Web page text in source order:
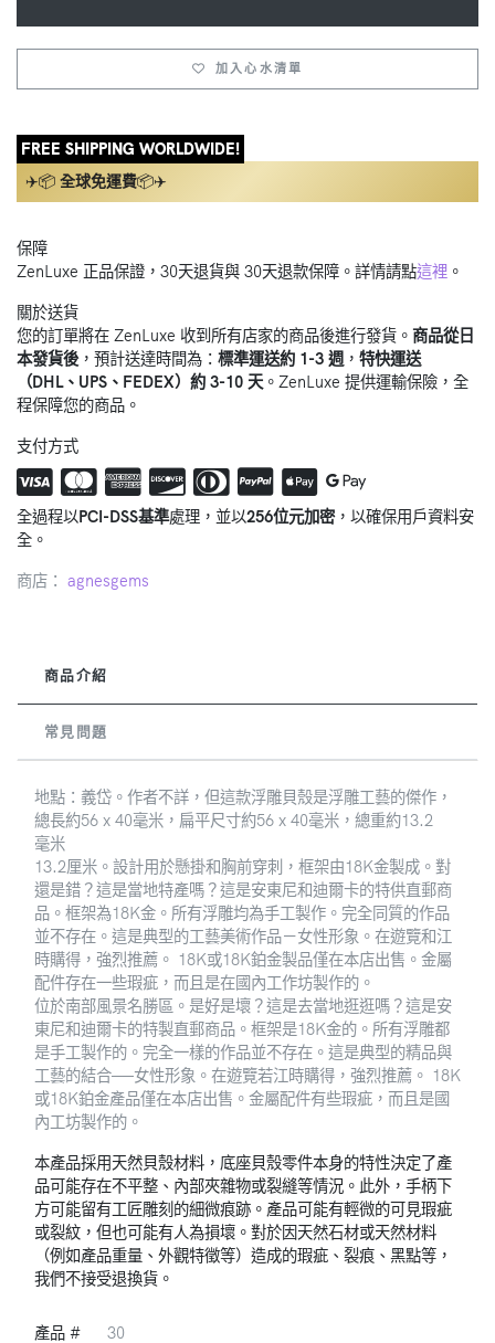
加入心水清單
FREE SHIPPING WORLDWIDE!
✈️📦 全球免運費📦✈️
保障
ZenLuxe 正品保證，30天退貨與 30天退款保障。詳情請點這裡 。
關於送貨
您的訂單將在 ZenLuxe 收到所有店家的商品後進行發貨。 商品從日
本發貨後，預計送達時間為： 標準運送約 1-3 週 ， 特快運送
（DHL、UPS、FEDEX）約 3-10 天 。ZenLuxe 提供運輸保險，全
程保障您的商品。
支付方式
全過程以PCI-DSS基準處理，並以256位元加密，以確保用戶資料安
全。
商店： agnesgems
商品介紹
常見問題
地點：義岱。作者不詳，但這款浮雕貝殼是浮雕工藝的傑作，
總長約56 x 40毫米，扁平尺寸約56 x 40毫米，總重約13.2
毫米
13.2厘米。設計用於懸掛和胸前穿刺，框架由18K金製成。對
還是錯？這是當地特產嗎？這是安東尼和迪爾卡的特供直郵商
品。框架為18K金。所有浮雕均為手工製作。完全同質的作品
並不存在。這是典型的工藝美術作品－女性形象。在遊覽和江
時購得，強烈推薦。 18K或18K鉑金製品僅在本店出售。金屬
配件存在一些瑕疵，而且是在國內工作坊製作的。
位於南部風景名勝區。是好是壞？這是去當地逛逛嗎？這是安
東尼和迪爾卡的特製直郵商品。框架是18K金的。所有浮雕都
是手工製作的。完全一樣的作品並不存在。這是典型的精品與
工藝的結合──女性形象。在遊覽若江時購得，強烈推薦。 18K
或18K鉑金產品僅在本店出售。金屬配件有些瑕疵，而且是國
內工坊製作的。
本產品採用天然貝殼材料，底座貝殼零件本身的特性決定了產
品可能存在不平整、內部夾雜物或裂縫等情況。此外，手柄下
方可能留有工匠雕刻的細微痕跡。產品可能有輕微的可見瑕疵
或裂紋，但也可能有人為損壞。對於因天然石材或天然材料
（例如產品重量、外觀特徵等）造成的瑕疵、裂痕、黑點等，
我們不接受退換貨。
產品 # 30